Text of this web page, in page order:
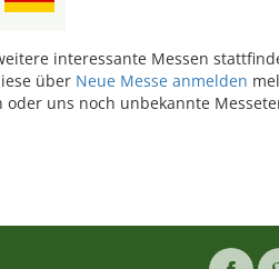
interessante Messen
über Neue Messe anmelden
uns noch unbekannte